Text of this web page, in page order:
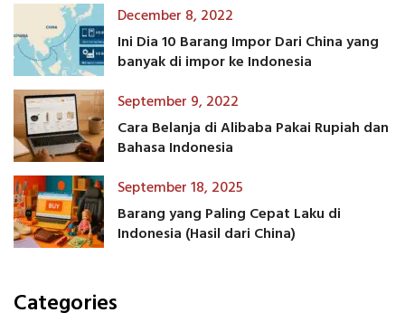
December 8, 2022
Ini Dia 10 Barang Impor Dari China yang
banyak di impor ke Indonesia
September 9, 2022
Cara Belanja di Alibaba Pakai Rupiah dan
Bahasa Indonesia
September 18, 2025
Barang yang Paling Cepat Laku di
Indonesia (Hasil dari China)
Categories